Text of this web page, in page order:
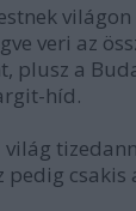
veri az
plusz a
híd.
világ
pedig csakis